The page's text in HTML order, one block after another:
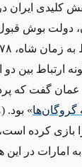
ایفای نقش کلیدی
دولت بوش
ارتباط بین دو
گفت که
» بود.
بازی کرده
امارات در این